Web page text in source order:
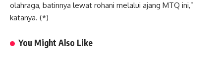
olahraga, batinnya lewat rohani melalui ajang MTQ ini,”
katanya. (*)
You Might Also Like